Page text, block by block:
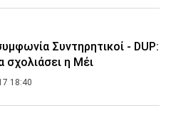
Συντηρητικοί - DUP:
σχολιάσει η Μέι
18:40